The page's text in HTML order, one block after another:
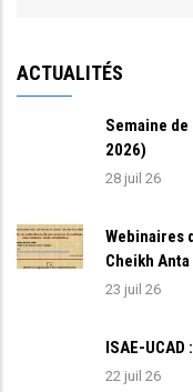
ACTUALITÉS
Semaine
2026)
28 juil 26
Webinaires
Cheikh
23 juil 26
ISAE-
22 juil 26